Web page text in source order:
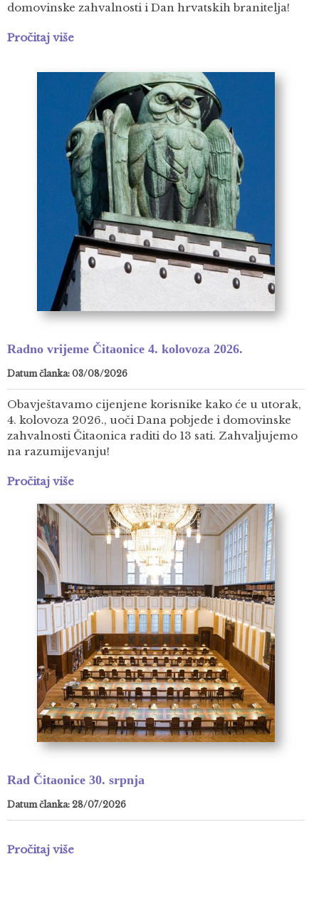
domovinske zahvalnosti i Dan hrvatskih branitelja!
Pročitaj više
Radno vrijeme Čitaonice 4. kolovoza 2026.
Datum članka: 03/08/2026
Obavještavamo cijenjene korisnike kako će u utorak,
4. kolovoza 2026., uoči Dana pobjede i domovinske
zahvalnosti Čitaonica raditi do 13 sati. Zahvaljujemo
na razumijevanju!
Pročitaj više
Rad Čitaonice 30. srpnja
Datum članka: 28/07/2026
Pročitaj više